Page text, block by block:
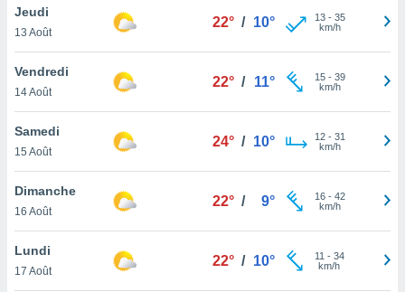
la
du
votre
à
en
le
Jeudi
13 Août
22° / 10° 13- 35
km/h
Vendredi
14 Août
22° / 11° 15- 39
km/h
Samedi
15 Août
24° / 10° 12- 31
km/h
Dimanche
16 Août
22° / 9° 16- 42
km/h
Lundi
17 Août
22° / 10° 11 - 34
km/h